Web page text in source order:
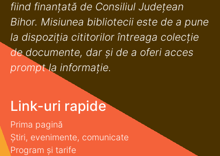
fiind finanţată de Consiliul Judeţean
Bihor. Misiunea bibliotecii este de a pune
la dispoziţia cititorilor întreaga colecţie
de documente, dar şi de a oferi acces
prompt la informaţie.
Link-uri rapide
Prima pagină
Știri, evenimente, comunicate
Program și tarife